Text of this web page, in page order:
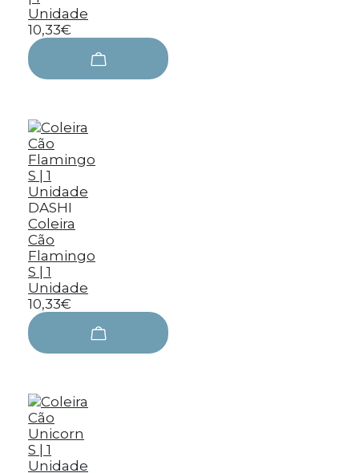
Unidade
10,33€
DASHI
Coleira
Cão
Flamingo
S | 1
Unidade
10,33€